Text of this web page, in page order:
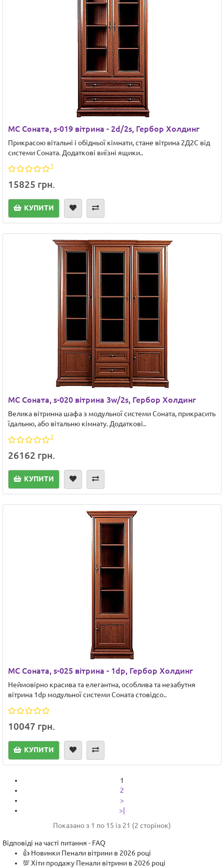
МС Соната, s-019 вітрина - 2d/2s, Гербор Холдинг
Прикрасою вітальні і обідньої кімнати, стане вітрина 2Д2С від
системи Соната. Додаткові виїзні ящики..
1
15825 грн.
КУПИТИ
МС Соната, s-020 вітрина 3w/2s, Гербор Холдинг
Велика вітринна шафа з модульної системи Соната, прикрасить
їдальню, або вітальню кімнату. Додаткові..
2
26162 грн.
КУПИТИ
МС Соната, s-025 вітрина - 1dp, Гербор Холдинг
Неймовірно красива та елегантна, особлива та незабутня
вітрина 1dp модульної системи Соната стовідсо..
10047 грн.
КУПИТИ
1
2
>
>|
Показано з 1 по 15 із 21 (2 сторінок)
Відповіді на часті питання - FAQ
👍 Новинки Пенали вітрини в 2026 році
💯 Хіти продажу Пенали вітрини в 2026 році